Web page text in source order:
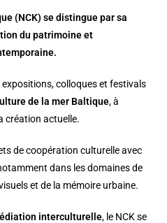
(NCK) se distingue par sa
du patrimoine et
colloques et festivals
de la mer Baltique, à
création actuelle.
de coopération culturelle avec
dans les domaines de
et de la mémoire urbaine.
interculturelle, le NCK se